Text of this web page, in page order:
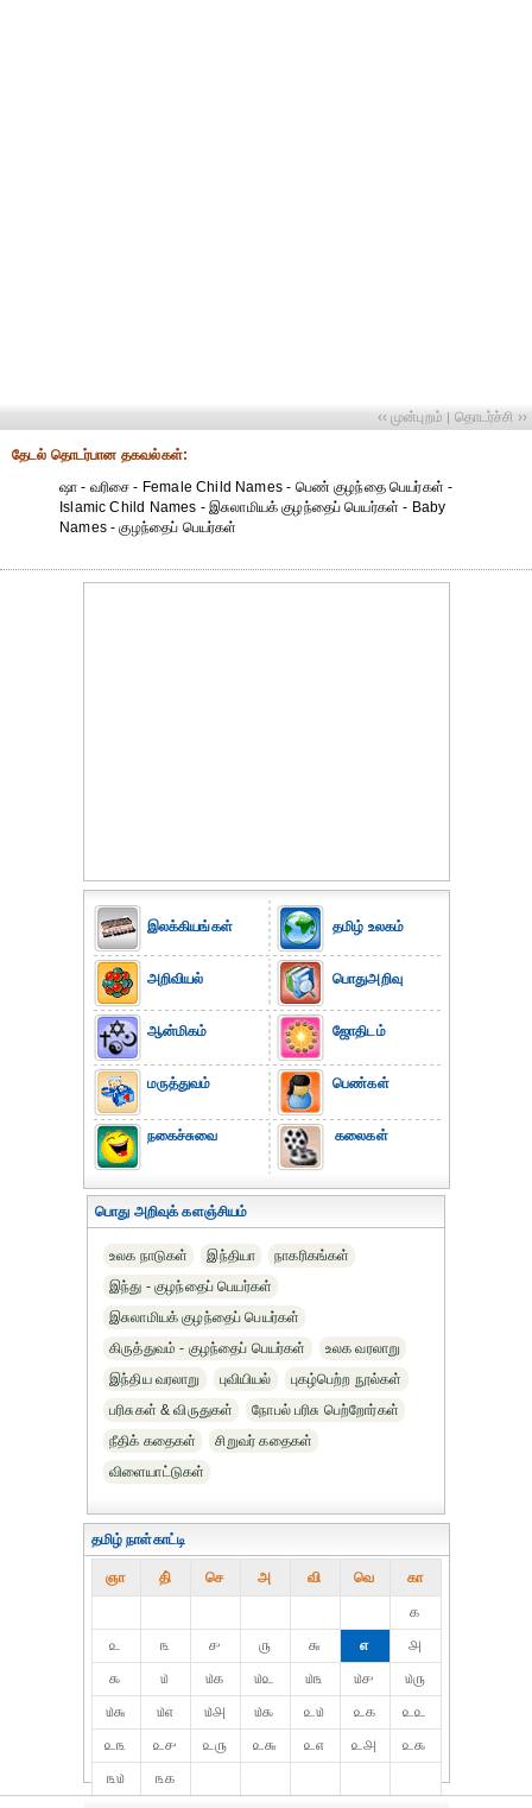
‹‹ முன்புறம் | தொடர்ச்சி ››
தேட‌ல் தொட‌ர்பான தகவ‌ல்க‌ள்:
ஷா - வரிசை - Female Child Names - பெண் குழந்தை பெயர்கள் -
Islamic Child Names - இசுலாமியக் குழந்தைப் பெயர்கள் - Baby
Names - குழந்தைப் பெயர்கள்
இலக்கியங்கள்
அறிவியல்
ஆன்மிகம்
மருத்துவம்
நகைச்சுவை
தமிழ் உலகம்
பொதுஅறிவு
ஜோதிடம்
பெண்கள்
கலைகள்
பொது அறிவுக் களஞ்சியம்
உலக நாடுகள் இந்தியா
நாகரிகங்கள்
இந்து - குழந்தைப் பெயர்கள்
இசுலாமியக் குழந்தைப் பெயர்கள்
கிருத்துவம் - குழந்தைப் பெயர்கள்
உலக வரலாறு
இந்திய வரலாறு
புவியியல்
புகழ்பெற்ற நூல்கள்
பரிசுகள் & விருதுகள்
நோபல் பரிசு‎ பெற்றோர்‎கள்
நீதிக் கதைகள்
சிறுவர் கதைகள்
விளையாட்டுகள்
தமிழ் நாள்காட்டி
ஞா தி் செ அ வி வெ கா
௧
௨
௩ ௪ ௫ ௬ ௭
௮
௯
௰ ௰௧ ௰௨ ௰௩ ௰௪
௰௫
௰௬
௰௭ ௰௮ ௰௯ ௨௰ ௨௧
௨௨
௨௩
௨௪ ௨௫ ௨௬ ௨௭ ௨௮
௨௯
௩௰
௩௧